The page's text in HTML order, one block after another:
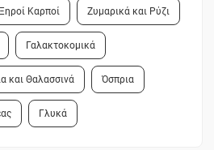
Ξηροί Καρποί Ζυμαρικά και Ρύζι
Γαλακτοκομικά
και Θαλασσινά Όσπρια
Γλυκά